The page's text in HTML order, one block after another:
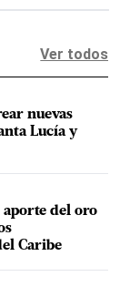
Ver todos
nuevas
Lucía y
aporte del oro
Caribe